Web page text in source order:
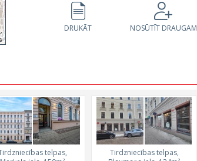
DRUKĀT NOSŪTĪT DRAUGAM
telpas,
Tirdzniecības telpas,